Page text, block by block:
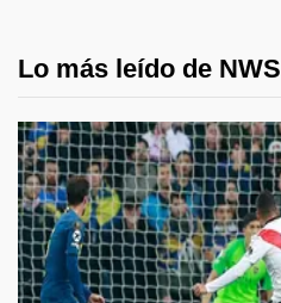
Lo más leído de NWS